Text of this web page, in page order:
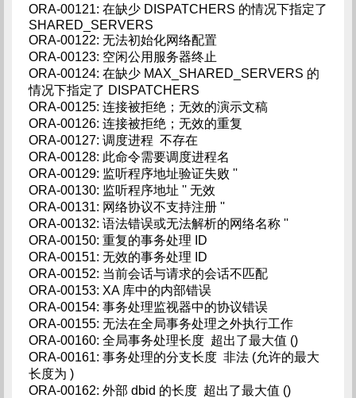
ORA-00121: 在缺少 DISPATCHERS 的情况下指定了
SHARED_SERVERS
ORA-00122: 无法初始化网络配置
ORA-00123: 空闲公用服务器终止
ORA-00124: 在缺少 MAX_SHARED_SERVERS 的
情况下指定了 DISPATCHERS
ORA-00125: 连接被拒绝；无效的演示文稿
ORA-00126: 连接被拒绝；无效的重复
ORA-00127: 调度进程 不存在
ORA-00128: 此命令需要调度进程名
ORA-00129: 监听程序地址验证失败 ''
ORA-00130: 监听程序地址 '' 无效
ORA-00131: 网络协议不支持注册 ''
ORA-00132: 语法错误或无法解析的网络名称 ''
ORA-00150: 重复的事务处理 ID
ORA-00151: 无效的事务处理 ID
ORA-00152: 当前会话与请求的会话不匹配
ORA-00153: XA 库中的内部错误
ORA-00154: 事务处理监视器中的协议错误
ORA-00155: 无法在全局事务处理之外执行工作
ORA-00160: 全局事务处理长度 超出了最大值 ()
ORA-00161: 事务处理的分支长度 非法 (允许的最大
长度为 )
ORA-00162: 外部 dbid 的长度 超出了最大值 ()